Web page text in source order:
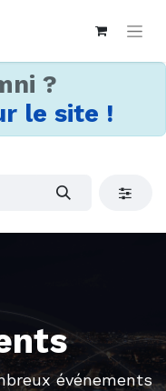
?
le site !
événements